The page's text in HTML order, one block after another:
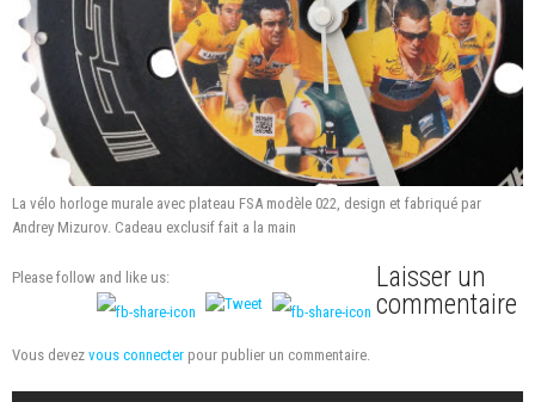
La vélo horloge murale avec plateau FSA modèle 022, design et fabriqué par
Andrey Mizurov. Cadeau exclusif fait a la main
Please follow and like us:
Laisser un
commentaire
Vous devez vous connecter pour publier un commentaire.